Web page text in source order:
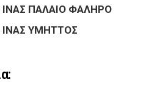
ΙΝΑΣ ΠΑΛΑΙΟ ΦΑΛΗΡΟ
ΙΝΑΣ ΥΜΗΤΤΟΣ